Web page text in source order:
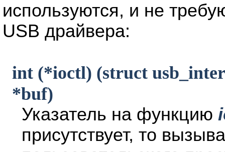
используются, и не
USB драйвера:
int (*ioctl) (struct
*buf)
Указатель на функцию
присутствует, то